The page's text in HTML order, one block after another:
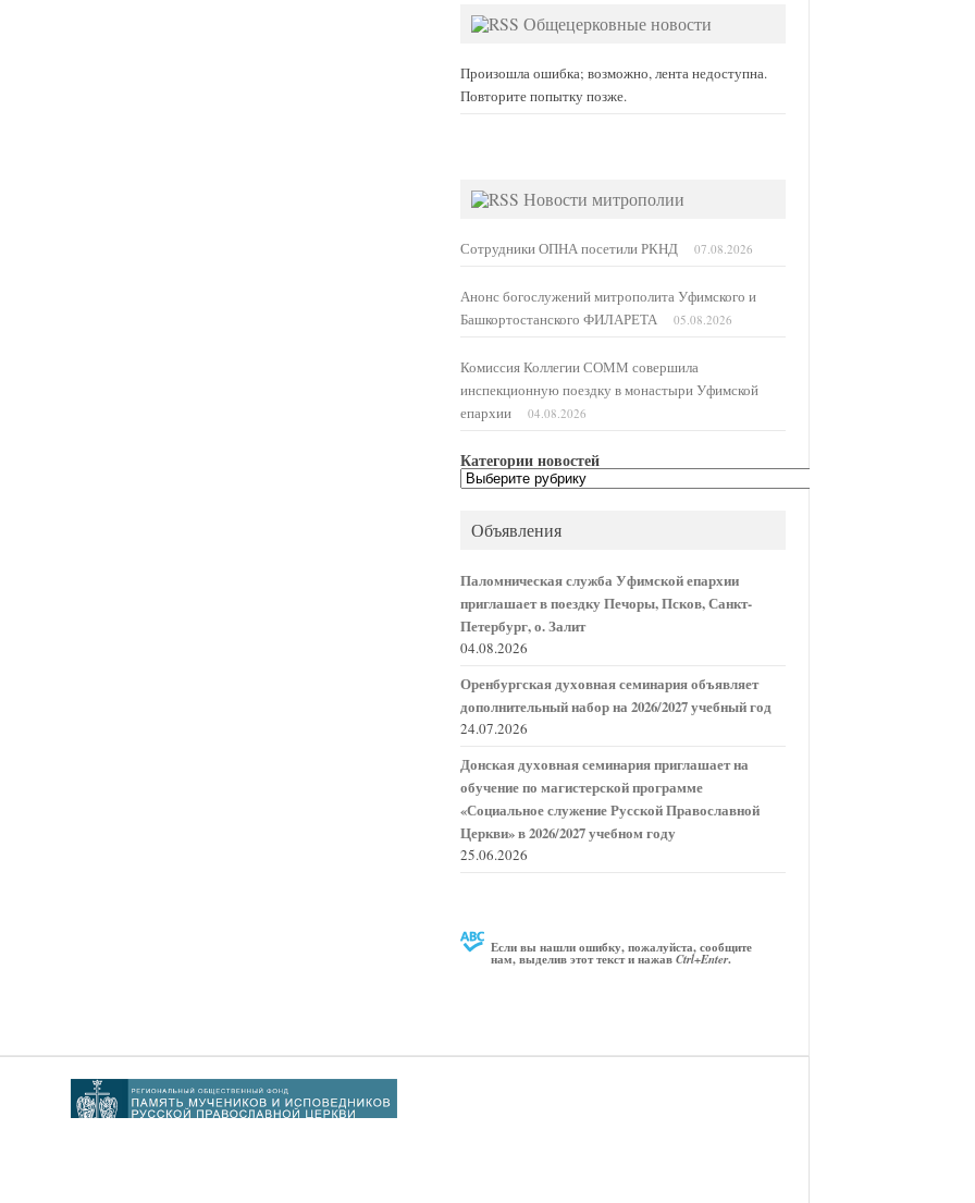
Общецерковные новости
Произошла ошибка; возможно, лента недоступна.
Повторите попытку позже.
Новости митрополии
Сотрудники ОПНА посетили РКНД 07.08.2026
Анонс богослужений митрополита Уфимского и
Башкортостанского ФИЛАРЕТА
05.08.2026
Комиссия Коллегии СОММ совершила
инспекционную поездку в монастыри Уфимской
епархии
04.08.2026
Категории новостей
Категории
новостей
Объявления
Паломническая служба Уфимской епархии
приглашает в поездку Печоры, Псков, Санкт-
Петербург, о. Залит
04.08.2026
Оренбургская духовная семинария объявляет
дополнительный набор на 2026/2027 учебный год
24.07.2026
Донская духовная семинария приглашает на
обучение по магистерской программе
«Социальное служение Русской Православной
Церкви» в 2026/2027 учебном году
25.06.2026
Если вы нашли ошибку, пожалуйста, сообщите
нам, выделив этот текст и нажавCtrl+Enter.